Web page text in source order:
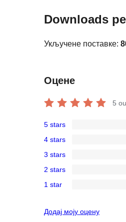
Downloads
Укључене поставке:
Оцене
5
5-
star
reviews
5 stars
4-
star
reviews
4 stars
3-
star
3 stars
2-
reviews
2 stars
star
1 star
Додај моју оцену